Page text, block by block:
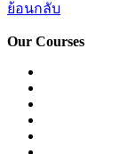
ย้อนกลับ
Our Courses